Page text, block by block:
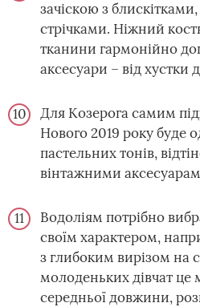
зачіскою з
стрічками. Ніжний
тканини гармонійно
аксесуари – від хустки
Для Козерога самим
Нового 2019 року буде
пастельних тонів,
вінтажними
Водоліям потрібно
своїм характером,
з глибоким вирізом на
молоденьких дівчат це
середньої довжини,